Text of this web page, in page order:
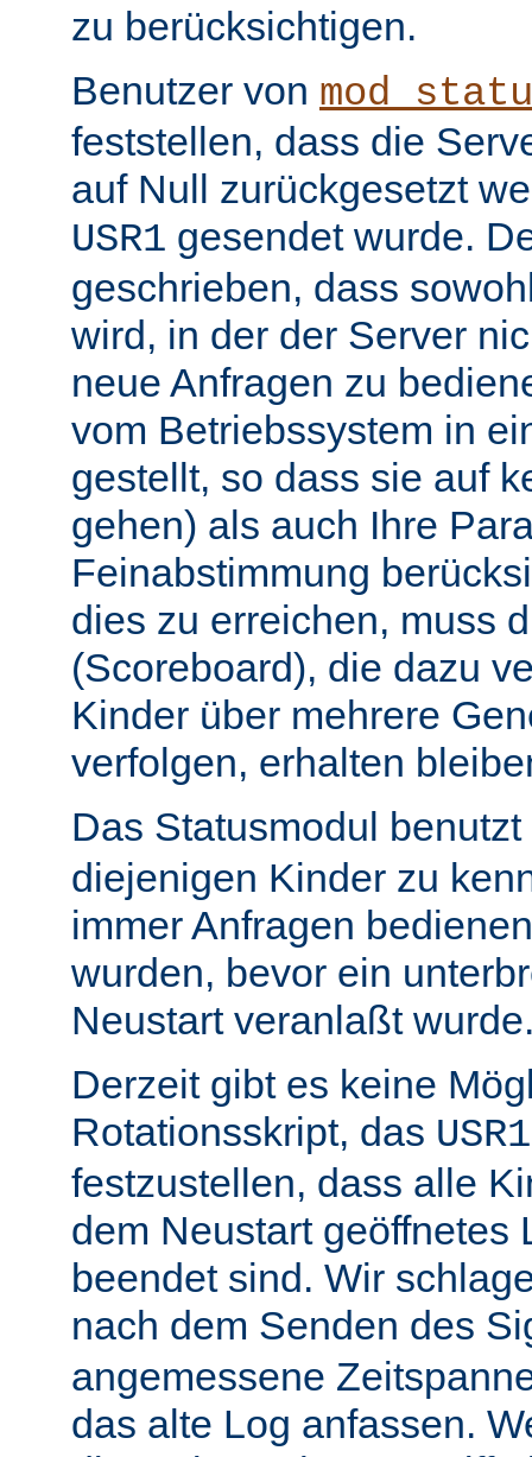
zu berücksichtigen.
Benutzer von
feststellen, dass die
auf Null zurückgesetzt
USR1 gesendet wurde.
geschrieben, dass
wird, in der der Server
neue Anfragen zu
vom Betriebssystem in
gestellt, so dass sie auf
gehen) als auch Ihre
Feinabstimmung
dies zu erreichen, muss
(Scoreboard), die dazu
Kinder über mehrere
verfolgen, erhalten
Das Statusmodul
diejenigen Kinder zu
immer Anfragen
wurden, bevor ein
Neustart veranlaßt
Derzeit gibt es keine
Rotationsskript, das USR1
festzustellen, dass alle
dem Neustart geöffnetes
beendet sind. Wir
nach dem Senden des
angemessene
das alte Log anfassen.